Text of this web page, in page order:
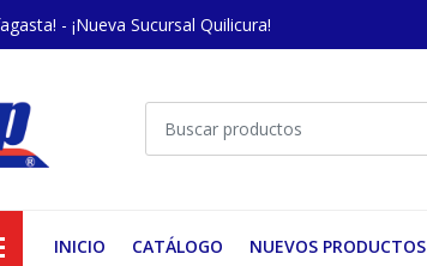
- ¡Nueva Sucursal Quilicura!
INICIO CATÁLOGO NUEVOS PRODUCTOS